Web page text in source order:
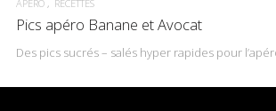
APÉRO RECETTES
Pics apéro Banane et Avocat
Des pics sucrés – salés hyper rapides pour